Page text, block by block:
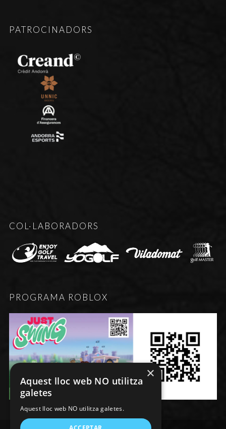
PATROCINADORS
COL·LABORADORS
PROGRAMA ROBLOX
×
Aquest lloc web NO utilitza
galetes
Aquest lloc web NO utilitza galetes.